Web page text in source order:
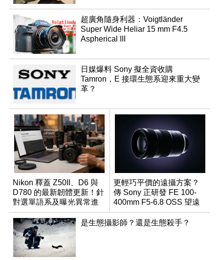
超廣角隨身利器：Voigtländer
Super Wide Heliar 15 mm F4.5
Aspherical III
日媒爆料 Sony 擬全資收購
Tamron，E 接環生態系迎來重大變
革？
Nikon 釋蓋 Z50II、D6 與
D780 的最新韌體更新！針
對選單語系及曝光異常進
行修復
更輕巧平價的遠攝方案？
傳 Sony 正研發 FE 100-
400mm F5-6.8 OSS 望遠
變焦鏡頭
是生態攝影師？還是生態殺手？